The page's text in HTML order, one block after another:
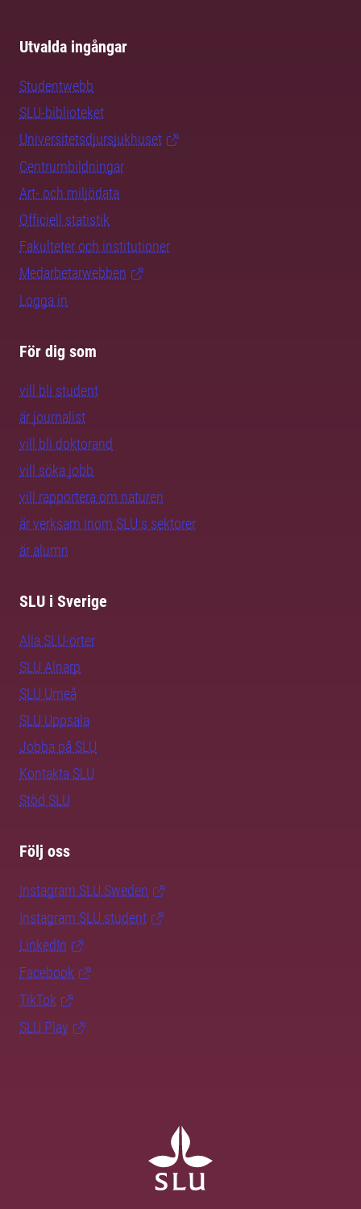
Utvalda ingångar
Studentwebb
SLU-biblioteket
Universitetsdjursjukhuset
Centrumbildningar
Art- och miljödata
Officiell statistik
Fakulteter och institutioner
Medarbetarwebben
Logga in
För dig som
vill bli student
är journalist
vill bli doktorand
vill söka jobb
vill rapportera om naturen
är verksam inom SLU:s sektorer
är alumn
SLU i Sverige
Alla SLU-orter
SLU Alnarp
SLU Umeå
SLU Uppsala
Jobba på SLU
Kontakta SLU
Stöd SLU
Följ oss
Instagram SLU.Sweden
Instagram SLU.student
LinkedIn
Facebook
TikTok
SLU Play